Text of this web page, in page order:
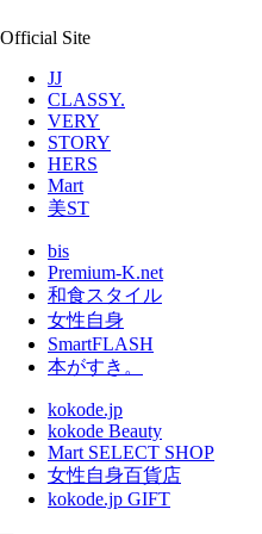
Official Site
JJ
CLASSY.
VERY
STORY
HERS
Mart
美ST
bis
Premium-K.net
和食スタイル
女性自身
SmartFLASH
本がすき。
kokode.jp
kokode Beauty
Mart SELECT SHOP
女性自身百貨店
kokode.jp GIFT